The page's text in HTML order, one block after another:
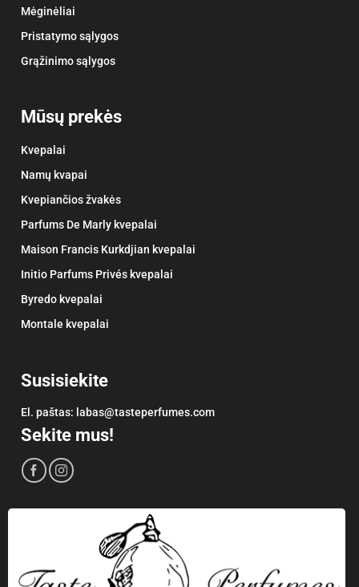
Mėginėliai
Pristatymo sąlygos
Grąžinimo sąlygos
Mūsų prekės
Kvepalai
Namų kvapai
Kvepiančios žvakės
Parfums De Marly kvepalai
Maison Francis Kurkdjian kvepalai
Initio Parfums Privés kvepalai
Byredo kvepalai
Montale kvepalai
Susisiekite
El. paštas: labas@tasteperfumes.com
Sekite mus!